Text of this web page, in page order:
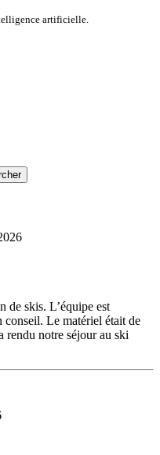
artificielle.
de skis. L’équipe est
conseil. Le matériel était de
rendu notre séjour au ski